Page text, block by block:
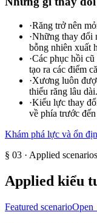
·Răng trở nên
·Những thay đổi
bỗng nhiên xuất
·Các phục hồi
tạo ra các điểm
·Xương luôn
thiếu răng lâu dài.
·Kiểu lực thay
về phía trước
Khám phá lực và ổn
§ 03 · Applied scenarios
Applied kiểu
Featured scenario